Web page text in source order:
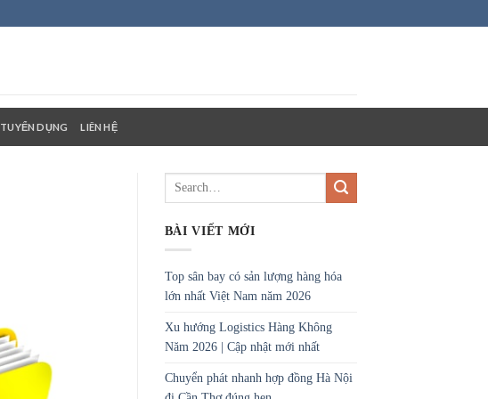
TUYỂN DỤNG LIÊN HỆ
BÀI VIẾT MỚI
Top sân bay có sản lượng hàng hóa
lớn nhất Việt Nam năm 2026
Xu hướng Logistics Hàng Không
Năm 2026 | Cập nhật mới nhất
Chuyển phát nhanh hợp đồng Hà Nội